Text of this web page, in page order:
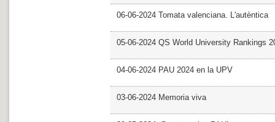
06-06-2024 Tomata valenciana. L'autèntica
05-06-2024 QS World University Rankings
04-06-2024 PAU 2024 en la UPV
03-06-2024 Memoria viva